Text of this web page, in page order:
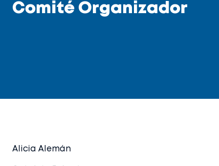
Comité Organizador
Alicia Alemán